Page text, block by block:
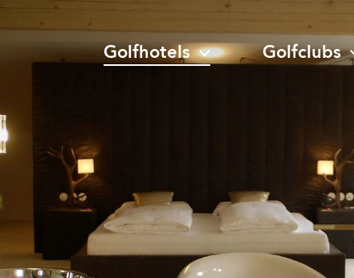
Golfhotels Golfclubs